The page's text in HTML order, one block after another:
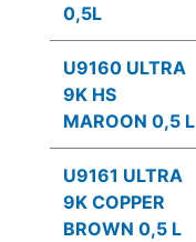
0,5L
U9160 ULTRA
9K HS
MAROON 0,5 L
U9161 ULTRA
9K COPPER
BROWN 0,5 L